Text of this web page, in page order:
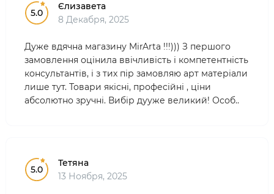
5.0
Єлизавета
8 Декабря, 2025
Дуже вдячна магазину MirArta !!!))) З першого
замовлення оцінила ввічливість і компетентність
консультантів, і з тих пір замовляю арт матеріали
лише тут. Товари якісні, професійні , ціни
абсолютно зручні. Вибір дууже великий! Особ..
5.0
Тетяна
13 Ноября, 2025